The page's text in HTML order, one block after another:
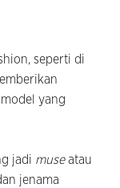
seperti di
yang
jadi museatau
jenama